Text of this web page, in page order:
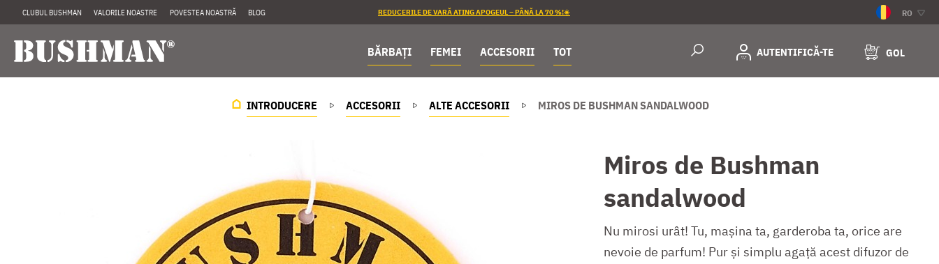
CLUBUL BUSHMAN VALORILE NOASTRE POVESTEA NOASTRĂ BLOG REDUCERILE DE VARĂ ATING APOGEUL – PÂNĂ LA 70 %!☀️ RO
BĂRBAȚI FEMEI ACCESORII TOT AUTENTIFICĂ-TE GOL
INTRODUCERE ACCESORII ALTE ACCESORII MIROS DE BUSHMAN SANDALWOOD
Miros de Bushman
sandalwood
Nu mirosi urât! Tu, mașina ta, garderoba ta, orice are
nevoie de parfum! Pur și simplu agață acest difuzor de